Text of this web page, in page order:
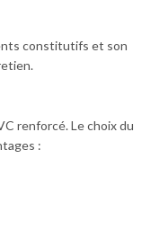
constitutifs et son
renforcé. Le choix du
: